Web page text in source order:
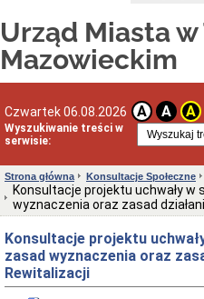
Urząd Miasta
Mazowieckim
Czwartek 06.08.2026 A A A
Wyszukiwanie treści w
serwisie:
Granice
miasta
Statut
Miasta
Władze
Miasta
Prezydent
zastępcy
Rada
Miejska
2029
Prezydium
Rady
Miejskiej
Strona główna Konsultacje Społeczne
Konsultacje projektu uchwały w
wyznaczenia oraz zasad
Konsultacje projektu
zasad wyznaczenia oraz
Rewitalizacji